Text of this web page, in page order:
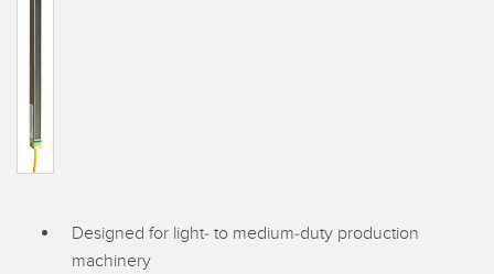
Sensori radar
Monitoraggio remoto
Designed for light- to medium-duty production
machinery